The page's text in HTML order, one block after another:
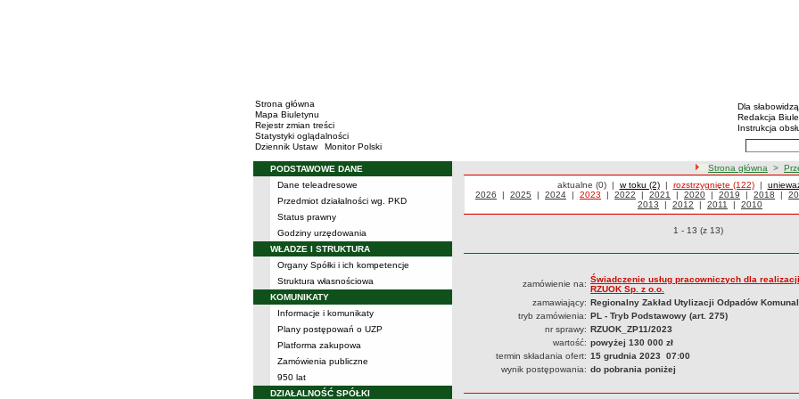
Strona główna
Mapa Biuletynu
Rejestr zmian treści
Statystyki oglądalności
Dziennik Ustaw
Monitor Polski
BIP -
Menu
Dla
Redakcja
Instrukcja
Wyszukiwarka
Menu
PODSTAWOWE DANE
Dane teleadresowe
Przedmiot działalności wg. PKD
Status prawny
Godziny urzędowania
WŁADZE I STRUKTURA
Organy Spółki i ich kompetencje
Struktura własnościowa
KOMUNIKATY
Informacje i komunikaty
Plany postępowań o UZP
Platforma zakupowa
Zamówienia publiczne
950 lat
DZIAŁALNOŚĆ SPÓŁKI
ścieżka nawigacji
Strona główna >
Przetargi rozstrzygnięte z 2023 roku
Przetargi
aktualne (0)| Przetargi
w toku (2)| Przetargi
rozstrzygnięte (122)|
Przetargi z roku
2026 | Przetargi z roku
2025 | Przetargi z roku
2024 | Przetargi z roku
2023 | Przetargi z roku
2022 | Przetargi z roku
2021 | Przetargi z roku
2020 | Przetargi z roku
2019 | Przetargi z
2018 |
2013 | Przetargi z roku
2012 | Przetargi z roku
2011 | Przetargi z
2010
Przetargi o pozycjach
1 - 13 (z 13)
zamówienie na: Świadczenie usług pracowniczych dla
RZUOK Sp. z o.o.
zamawiający: Regionalny Zakład Utylizacji Odpadów
tryb zamówienia: PL - Tryb Podstawowy (art. 275)
nr sprawy: RZUOK_ZP11/2023
wartość: powyżej 130 000 zł
termin składania ofert: 15 grudnia 2023 07:00
wynik postępowania: do pobrania poniżej